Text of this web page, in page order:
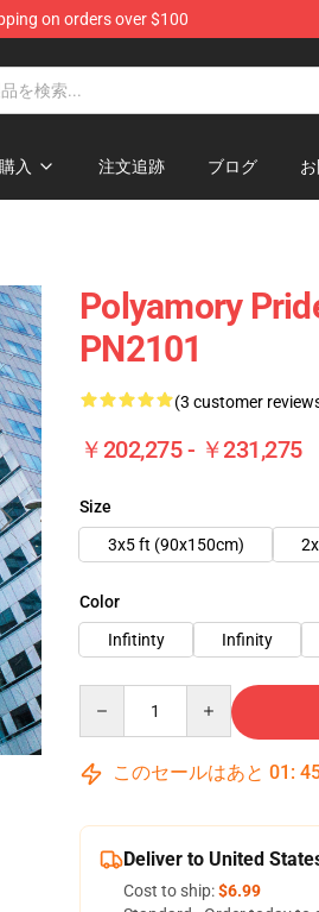
on orders over $100
入 注文追跡 ブログ
Polyamory
PN2101
(3 customer
￥202,275 - ￥231,275
Size
3x5 ft (90x150cm)
Color
Infitinty
Infinity
このセールはあと 01 :
Deliver to United
Cost to ship:$6.99